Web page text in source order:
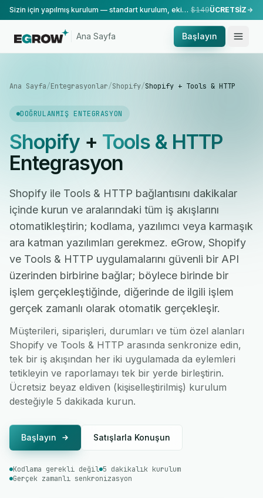
Sizin için yapılmış kurulum — standart kurulum, ekibimiz tarafından yapılır. $149ÜCRETSİZ
Ana Sayfa Başlayın
Ana Sayfa/Entegrasyonlar/Shopify/Shopify + Tools & HTTP
DOĞRULANMIŞ ENTEGRASYON
Shopify+ Tools & HTTP
Entegrasyon
Shopify ile Tools & HTTP bağlantısını dakikalar
içinde kurun ve aralarındaki tüm iş akışlarını
otomatikleştirin; kodlama, yazılımcı veya karmaşık
ara katman yazılımları gerekmez. eGrow, Shopify
ve Tools & HTTP uygulamalarını güvenli bir API
üzerinden birbirine bağlar; böylece birinde bir
işlem gerçekleştiğinde, diğerinde de ilgili işlem
gerçek zamanlı olarak otomatik gerçekleşir.
Müşterileri, siparişleri, durumları ve tüm özel alanları
Shopify ve Tools & HTTP arasında senkronize edin,
tek bir iş akışından her iki uygulamada da eylemleri
tetikleyin ve raporlamayı tek bir yerde birleştirin.
Ücretsiz beyaz eldiven (kişiselleştirilmiş) kurulum
desteğiyle 5 dakikada kurun.
Başlayın Satışlarla Konuşun
Kodlama gerekli değil 5 dakikalık kurulum
Gerçek zamanlı senkronizasyon